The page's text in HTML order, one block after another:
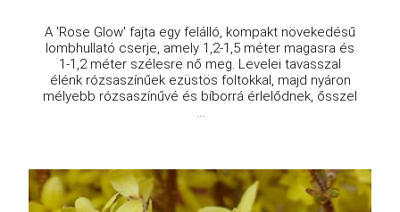
A 'Rose Glow' fajta egy felálló, kompakt növekedésű
lombhullató cserje, amely 1,2-1,5 méter magasra és
1-1,2 méter szélesre nő meg. Levelei tavasszal
élénk rózsaszínűek ezüstös foltokkal, majd nyáron
mélyebb rózsaszínűvé és bíborrá érlelődnek, ősszel
...